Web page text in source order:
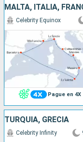
MALTA, ITALIA,
Pague en 4X
Celebrity Equinox
TURQUÍA, GRECIA
Celebrity Infinity